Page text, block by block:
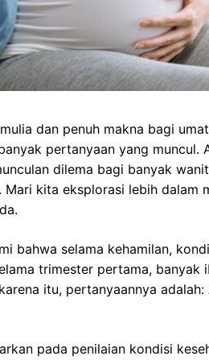
dan penuh makna bagi
pertanyaan yang muncul.
dilema bagi banyak
kita eksplorasi lebih dalam
bahwa selama kehamilan,
trimester pertama, banyak
itu, pertanyaannya adalah:
pada penilaian kondisi